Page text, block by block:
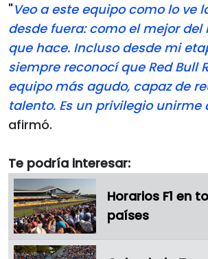
"Veo a este equipo como lo ve
desde fuera: como el mejor del
que hace. Incluso desde mi
siempre reconocí que Red Bull
equipo más agudo, capaz de
talento. Es un privilegio unirme
afirmó.
Te podría interesar:
Horarios F1 en
países